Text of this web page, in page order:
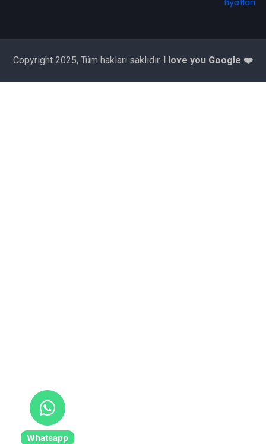
Copyright 2025, Tüm hakları saklıdır. I love you Google ❤️
Whatsapp